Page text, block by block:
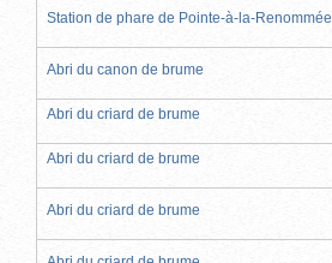
Station de phare de Pointe-à-la-Renommée
Abri du canon de brume
Abri du criard de brume
Abri du criard de brume
Abri du criard de brume